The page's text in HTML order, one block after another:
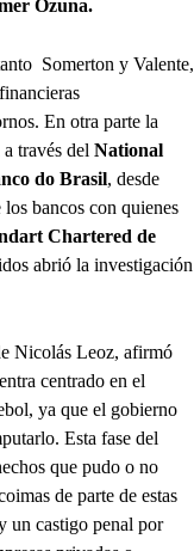
Ozuna.
Somerton y Valente,
En otra parte la
través del National
do Brasil, desde
bancos con quienes
Chartered de
abrió la investigación
Nicolás Leoz, afirmó
centrado en el
ya que el gobierno
Esta fase del
que pudo o no
de parte de estas
un castigo penal por